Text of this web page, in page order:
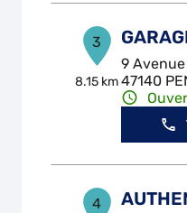
3
8.15 km
9
47140
4